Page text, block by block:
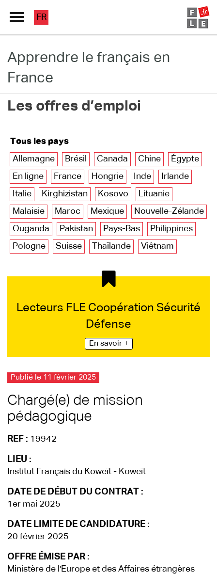
Grand Répertoire
Immersion France
Le français en ligne
FR
Apprendre le français en
France
Les offres d’emploi
Tous les pays
Allemagne
Brésil Canada Chine
Égypte
En ligne
France Hongrie Inde
Irlande
Italie
Kirghizistan Kosovo
Lituanie
Malaisie
Maroc Mexique
Nouvelle-Zélande
Ouganda
Pakistan Pays-Bas
Philippines
Pologne
Suisse Thaïlande Viêtnam
Lecteurs FLE Coopération Sécurité
Défense
En savoir +
Publié le 11 février 2025
Chargé(e) de mission
pédagogique
REF : 19942
LIEU :
Institut Français du Koweït - Koweït
DATE DE DÉBUT DU CONTRAT :
1er mai 2025
DATE LIMITE DE CANDIDATURE :
20 février 2025
OFFRE ÉMISE PAR :
Ministère de l'Europe et des Affaires étrangères